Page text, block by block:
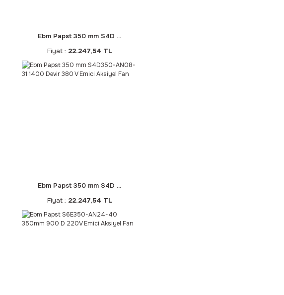
Ebm Papst 350 mm S4D ...
Fiyat : 22.247,54 TL
Ebm Papst 350 mm S4D ...
Fiyat : 22.247,54 TL